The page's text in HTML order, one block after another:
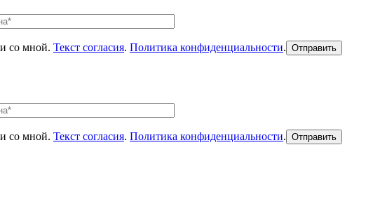
со мной. Текст согласия. Политика конфиденциальности.
со мной. Текст согласия. Политика конфиденциальности.